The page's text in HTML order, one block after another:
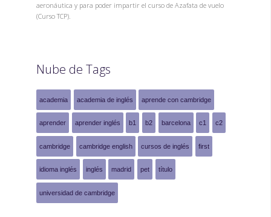
aeronáutica y para poder impartir el curso de Azafata de vuelo
(Curso TCP).
Nube de Tags
academia academia de inglés aprende con cambridge
aprender aprender inglés b1 b2 barcelona c1 c2
cambridge cambridge english cursos de inglés first
idioma inglés inglés madrid pet título
universidad de cambridge